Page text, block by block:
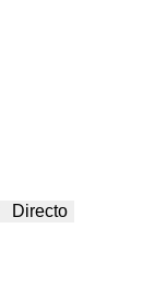
Directo